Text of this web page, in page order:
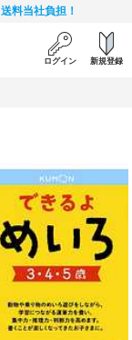
送料当社負担！
ログイン 新規登録